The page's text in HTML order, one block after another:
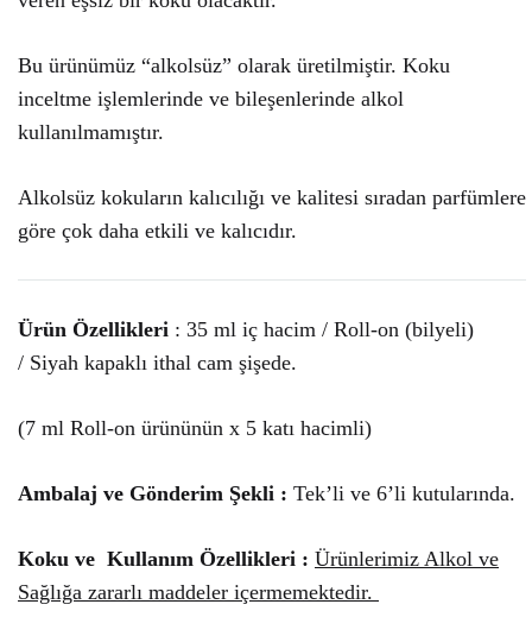
Bu ürünümüz “alkolsüz” olarak üretilmiştir. Koku
inceltme işlemlerinde ve bileşenlerinde alkol
kullanılmamıştır.
Alkolsüz kokuların kalıcılığı ve kalitesi sıradan parfümlere
göre çok daha etkili ve kalıcıdır.
Ürün Özellikleri : 35 ml iç hacim / Roll-on (bilyeli)
/ Siyah kapaklı ithal cam şişede.
(7 ml Roll-on ürününün x 5 katı hacimli)
Ambalaj ve Gönderim Şekli : Tek’li ve 6’li kutularında.
Koku ve Kullanım Özellikleri : Ürünlerimiz Alkol ve
Sağlığa zararlı maddeler içermemektedir.